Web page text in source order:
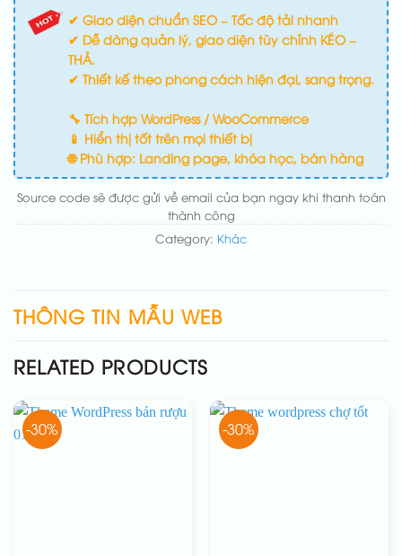
✔ Giao diện chuẩn SEO – Tốc độ tải nhanh
✔ Dễ dàng quản lý, giao diện tùy chỉnh KÉO –
THẢ.
✔ Thiết kế theo phong cách hiện đại, sang trọng.
🔧 Tích hợp WordPress / WooCommerce
📱 Hiển thị tốt trên mọi thiết bị
🌐 Phù hợp: Landing page, khóa học, bán hàng
Source code sẽ được gửi về email của bạn ngay khi thanh toán
thành công
Category: Khác
THÔNG TIN MẪU WEB
RELATED PRODUCTS
-30% -30%